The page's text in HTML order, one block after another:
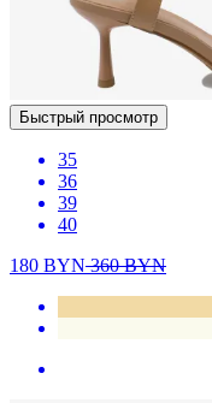
Быстрый просмотр
35
36
39
40
180 BYN360BYN